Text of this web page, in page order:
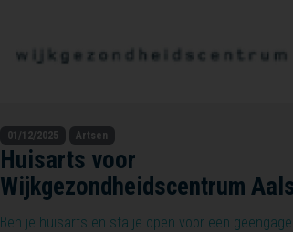
01/12/2025 Artsen
Huisarts voor
Wijkgezondheidscentrum
Ben je huisarts en sta je open voor een